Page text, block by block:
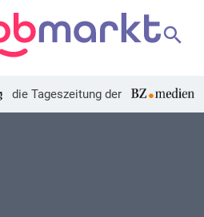
die Tageszeitung der